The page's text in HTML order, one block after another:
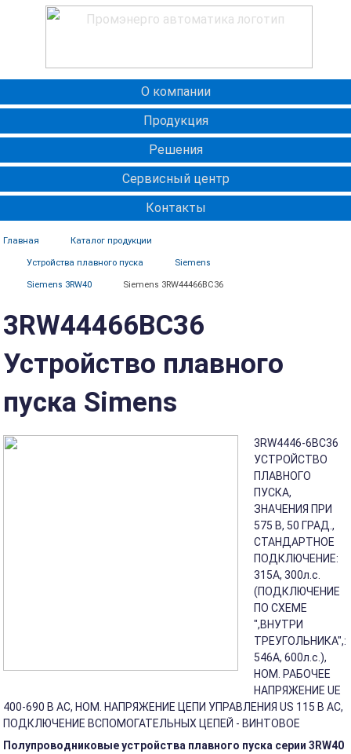
О компании
Продукция
Решения
Сервисный центр
Контакты
Главная Каталог продукции
Устройства плавного пуска Siemens
Siemens 3RW40 Siemens 3RW44466BC36
3RW44466BC36
Устройство плавного
пуска Simens
3RW4446-6BC36
УСТРОЙСТВО
ПЛАВНОГО
ПУСКА,
ЗНАЧЕНИЯ ПРИ
575 В, 50 ГРАД.,
СТАНДАРТНОЕ
ПОДКЛЮЧЕНИЕ:
315A, 300л.с.
(ПОДКЛЮЧЕНИЕ
ПО СХЕМЕ
",ВНУТРИ
ТРЕУГОЛЬНИКА",:
546A, 600л.с.),
НОМ. РАБОЧЕЕ
НАПРЯЖЕНИЕ UE
400-690 В АС, НОМ. НАПРЯЖЕНИЕ ЦЕПИ УПРАВЛЕНИЯ US 115 В АС,
ПОДКЛЮЧЕНИЕ ВСПОМОГАТЕЛЬНЫХ ЦЕПЕЙ - ВИНТОВОЕ
Полупроводниковые устройства плавного пуска серии 3RW40